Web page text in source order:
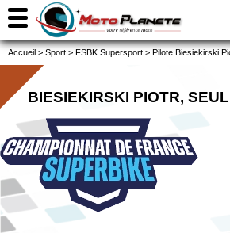
Accueil > Sport > FSBK Supersport > Pilote Biesiekirski
BIESIEKIRSKI PIOTR,